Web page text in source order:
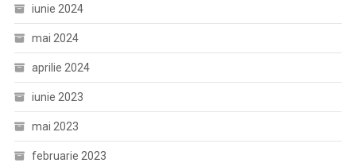
iunie 2024
mai 2024
aprilie 2024
iunie 2023
mai 2023
februarie 2023